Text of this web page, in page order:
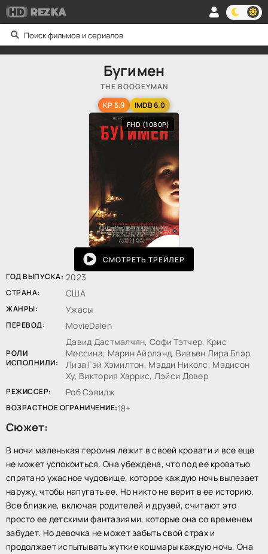
HDREZKA
Бугимен
THE BOOGEYMAN
KP 5.9
IMDB 6.0
FHD (1080P)
СМОТРЕТЬ ТРЕЙЛЕР
ГОД ВЫПУСКА: 2023
СТРАНА: США
ЖАНРЫ: Ужасы
ПЕРЕВОД: MovieDalen
РОЛИ
ИСПОЛНИЛИ:
Давид Дастмалчян, Софи Тэтчер, Крис
Мессина, Марин Айрлэнд, Вивьен Лира Блэр,
Лиза Гэй Хэмилтон, Мэдди Николс, Мэдисон
Ху, Виктория Харрис, Лэйси Довер
РЕЖИССЕР: Роб Сэвидж
ВОЗРАСТНОЕ ОГРАНИЧЕНИЕ:18+
Сюжет:
В ночи маленькая героиня лежит в своей кровати и все еще
не может успокоиться. Она убеждена, что под ее кроватью
спрятано ужасное чудовище, которое каждую ночь вылезает
наружу, чтобы напугать ее. Но никто не верит в ее историю.
Все близкие, включая родителей и друзей, считают это
просто ее детскими фантазиями, которые она со временем
забудет. Но девочка не может забыть свой страх и
продолжает испытывать жуткие кошмары каждую ночь. Она